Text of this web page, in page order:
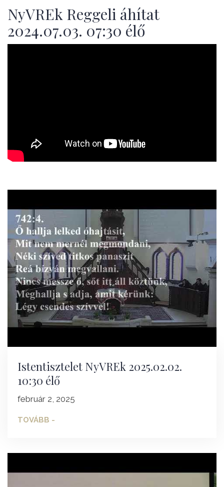
NyVREk Reggeli áhítat
2024.07.03. 07:30 élő
Istentisztelet NyVREk 2025.02.02.
10:30 élő
február 2, 2025
TOVÁBB -